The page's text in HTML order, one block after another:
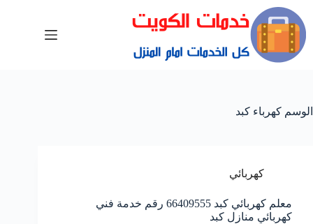
الوسم كهرباء كبد
كهربائي
معلم كهربائي كبد 66409555 رقم خدمة فني
كهربائي منازل كبد